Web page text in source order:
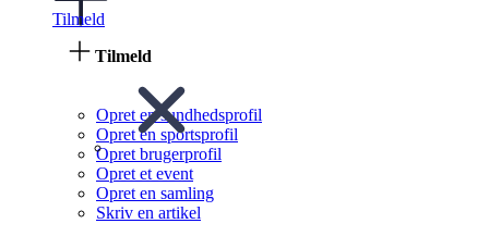
Tilmeld
Tilmeld
Opret en sundhedsprofil
Opret en sportsprofil
Opret brugerprofil
Opret et event
Opret en samling
Skriv en artikel